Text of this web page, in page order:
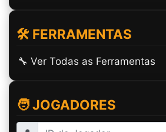
🛠️ FERRAMENTAS
🔧 Ver Todas as Ferramentas
🧑 JOGADORES